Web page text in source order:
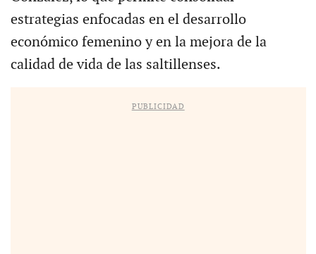
estrategias enfocadas en el desarrollo
económico femenino y en la mejora de la
calidad de vida de las saltillenses.
PUBLICIDAD